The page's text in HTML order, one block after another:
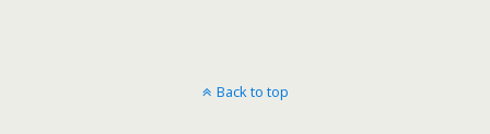
Back to top